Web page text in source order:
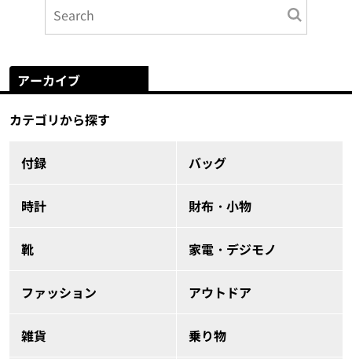
アーカイブ
カテゴリから探す
付録 バッグ
時計 財布・小物
靴 家電・デジモノ
ファッション アウトドア
雑貨 乗り物